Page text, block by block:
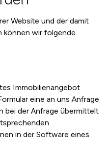
Website und der damit
können wir folgende
Immobilienangebot
eine an uns Anfrage
bei der Anfrage übermittelt
in der Software eines